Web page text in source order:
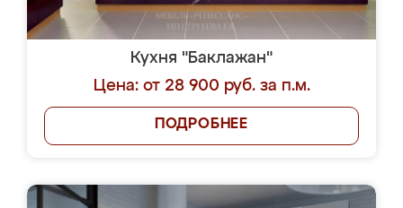
Кухня "Баклажан"
Цена: от 28 900 руб. за п.м.
ПОДРОБНЕЕ